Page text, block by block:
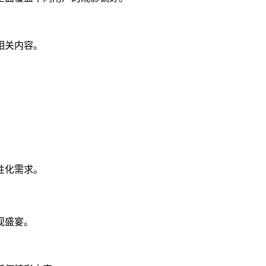
内容。
需求。
宴。